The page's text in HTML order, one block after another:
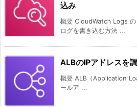
込み
概要 CloudWatch Logs の
ログを書き込む方法 ...
ALBのIPアドレスを
概要 ALB（Application
ールア ...